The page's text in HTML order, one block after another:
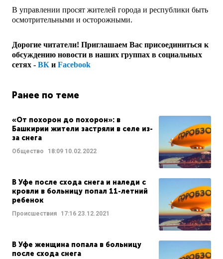
В управлении просят жителей города и республики быть
осмотрительными и осторожными.
Дорогие читатели! Приглашаем Вас присоединиться к
обсуждению новости в наших группах в социальных
сетях - ВК и Facebook
Ранее по теме
«От похорон до похорон»: в
Башкирии жители застряли в селе из-
за снега
Общество 18:09 10.02.2022
В Уфе после схода снега и наледи с
кровли в больницу попал 11-летний
ребенок
Происшествия 17:16 23.12.2021
В Уфе женщина попала в больницу
после схода снега